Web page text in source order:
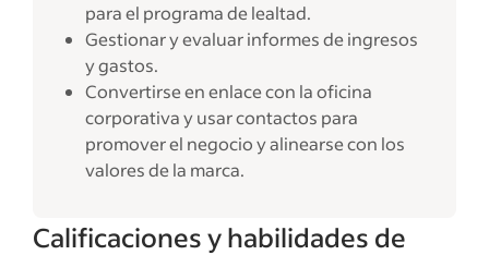
para el programa de lealtad.
Gestionar y evaluar informes de ingresos
y gastos.
Convertirse en enlace con la oficina
corporativa y usar contactos para
promover el negocio y alinearse con los
valores de la marca.
Calificaciones y habilidades de